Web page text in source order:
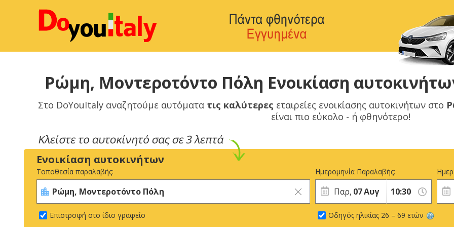
Ρώμη, Μοντεροτόντο Πόλη Ενοικίαση
Στο DoYouItaly αναζητούμε αυτόματα τις καλύτερες εταιρείες ενοικίασης αυτοκινήτων στο
είναι πιο εύκολο - ή φθηνότερο!
Ενοικίαση αυτοκινήτων
Τοποθεσία παραλαβής:
Επιστροφή στο ίδιο γραφείο
Ημερομηνία Παραλαβής:
Παρ, 07Αυγ
Οδηγός ηλικίας 26 – 69 ετών